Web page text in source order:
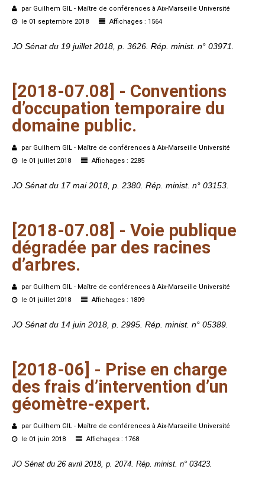
par Guilhem GIL - Maître de conférences à Aix-Marseille Université
le 01 septembre 2018
Affichages : 1564
JO Sénat du 19 juillet 2018, p. 3626. Rép. minist. n° 03971.
[2018-07.08] - Conventions
d’occupation temporaire du
domaine public.
par Guilhem GIL - Maître de conférences à Aix-Marseille Université
le 01 juillet 2018
Affichages : 2285
JO Sénat du 17 mai 2018, p. 2380. Rép. minist. n° 03153.
[2018-07.08] - Voie publique
dégradée par des racines
d’arbres.
par Guilhem GIL - Maître de conférences à Aix-Marseille Université
le 01 juillet 2018
Affichages : 1809
JO Sénat du 14 juin 2018, p. 2995. Rép. minist. n° 05389.
[2018-06] - Prise en charge
des frais d’intervention d’un
géomètre-expert.
par Guilhem GIL - Maître de conférences à Aix-Marseille Université
le 01 juin 2018
Affichages : 1768
JO Sénat du 26 avril 2018, p. 2074. Rép. minist. n° 03423.